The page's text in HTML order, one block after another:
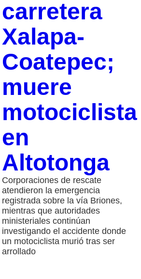
carretera
Xalapa-
Coatepec;
muere
motociclista
en
Altotonga
Corporaciones de rescate
atendieron la emergencia
registrada sobre la vía Briones,
mientras que autoridades
ministeriales continúan
investigando el accidente donde
un motociclista murió tras ser
arrollado